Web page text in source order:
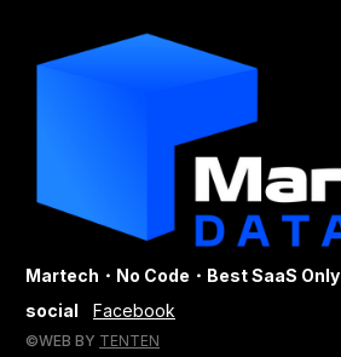
Martech・No Code・Best SaaS Only
social
Facebook
©WEB BY TENTEN